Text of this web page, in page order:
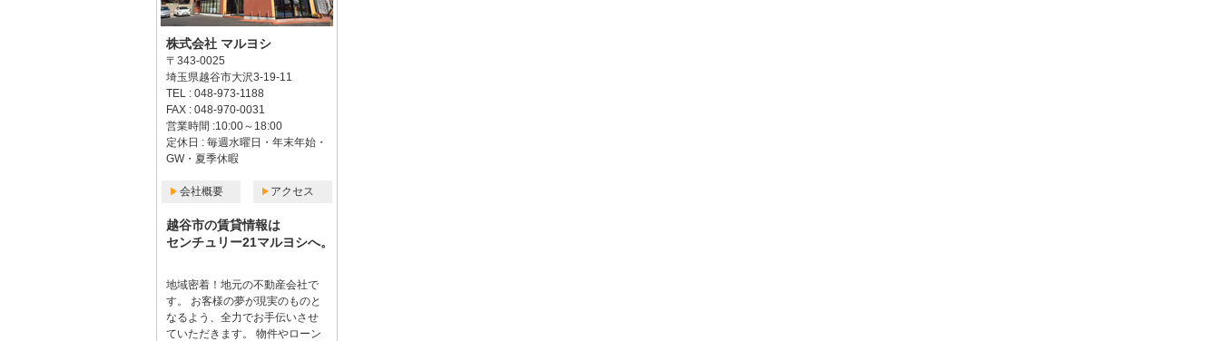
株式会社 マルヨシ
〒343-0025
埼玉県越谷市大沢3-19-11
TEL : 048-973-1188
FAX : 048-970-0031
営業時間 :10:00～18:00
定休日 : 毎週水曜日・年末年始・
GW・夏季休暇
会社概要 アクセス
越谷市の賃貸情報は
センチュリー21マルヨシへ。
地域密着！地元の不動産会社で
す。 お客様の夢が現実のものと
なるよう、全力でお手伝いさせ
ていただきます。 物件やローン